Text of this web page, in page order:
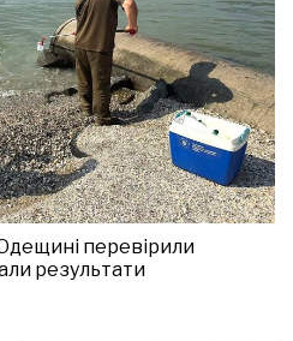
перевірили
результати